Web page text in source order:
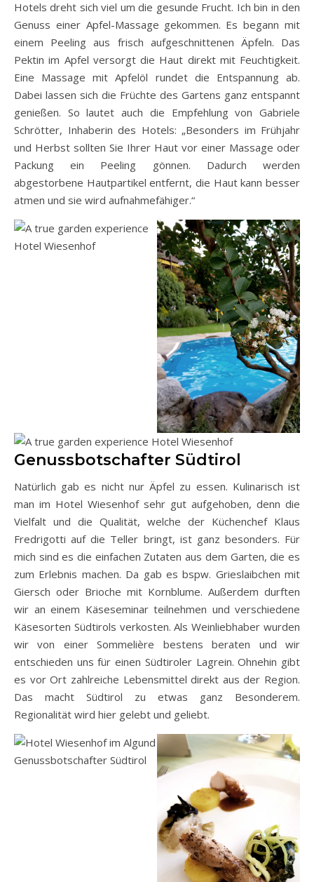
Hotels dreht sich viel um die gesunde Frucht. Ich bin in den
Genuss einer Apfel-Massage gekommen. Es begann mit
einem Peeling aus frisch aufgeschnittenen Äpfeln. Das
Pektin im Apfel versorgt die Haut direkt mit Feuchtigkeit.
Eine Massage mit Apfelöl rundet die Entspannung ab.
Dabei lassen sich die Früchte des Gartens ganz entspannt
genießen. So lautet auch die Empfehlung von Gabriele
Schrötter, Inhaberin des Hotels: „Besonders im Frühjahr
und Herbst sollten Sie Ihrer Haut vor einer Massage oder
Packung ein Peeling gönnen. Dadurch werden
abgestorbene Hautpartikel entfernt, die Haut kann besser
atmen und sie wird aufnahmefähiger.“
Genussbotschafter Südtirol
Natürlich gab es nicht nur Äpfel zu essen. Kulinarisch ist
man im Hotel Wiesenhof sehr gut aufgehoben, denn die
Vielfalt und die Qualität, welche der Küchenchef Klaus
Fredrigotti auf die Teller bringt, ist ganz besonders. Für
mich sind es die einfachen Zutaten aus dem Garten, die es
zum Erlebnis machen. Da gab es bspw. Grieslaibchen mit
Giersch oder Brioche mit Kornblume. Außerdem durften
wir an einem Käseseminar teilnehmen und verschiedene
Käsesorten Südtirols verkosten. Als Weinliebhaber wurden
wir von einer Sommelière bestens beraten und wir
entschieden uns für einen Südtiroler Lagrein. Ohnehin gibt
es vor Ort zahlreiche Lebensmittel direkt aus der Region.
Das macht Südtirol zu etwas ganz Besonderem.
Regionalität wird hier gelebt und geliebt.